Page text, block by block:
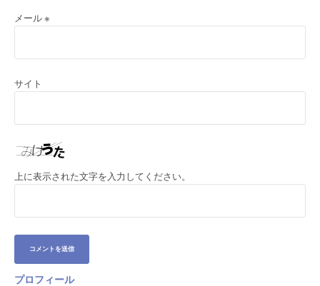
メール ※
サイト
上に表示された文字を入力してください。
プロフィール